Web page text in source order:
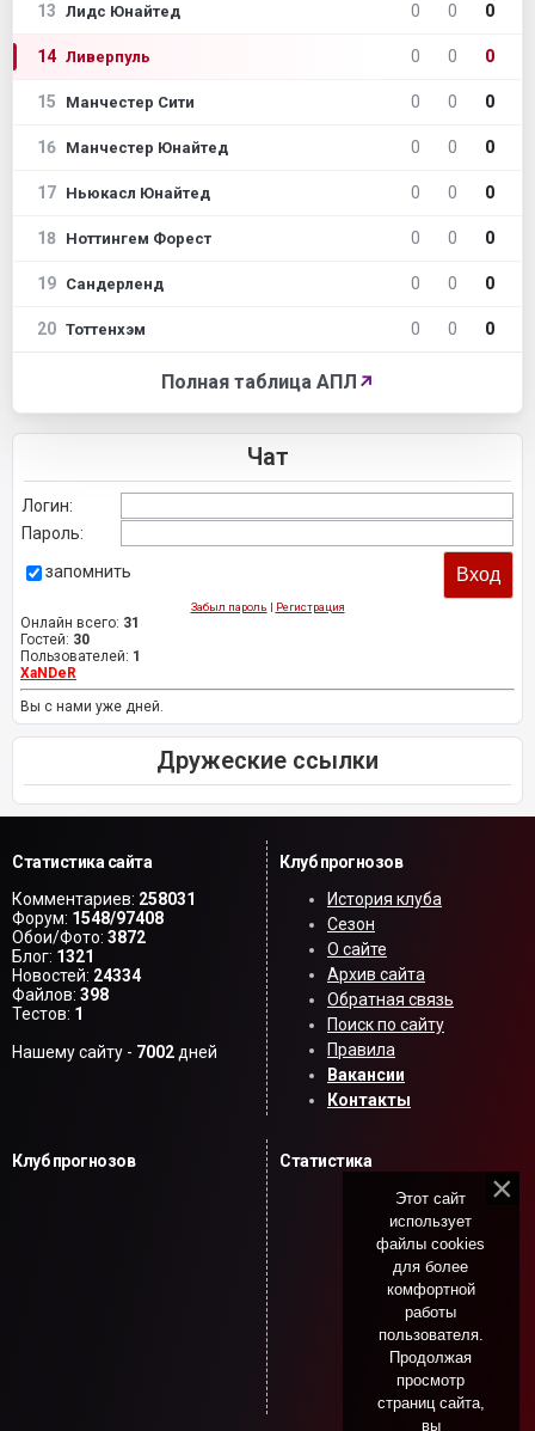
13 Лидс Юнайтед 0 0 0
14 Ливерпуль 0 0 0
15 Манчестер Сити 0 0 0
16 Манчестер Юнайтед 0 0 0
17 Ньюкасл Юнайтед 0 0 0
18 Ноттингем Форест 0 0 0
19 Сандерленд 0 0 0
20 Тоттенхэм 0 0 0
Полная таблица АПЛ ↗
Чат
Логин:
Пароль:
запомнить
Забыл пароль | Регистрация
Онлайн всего: 31
Гостей: 30
Пользователей: 1
XaNDeR
Вы с нами уже дней.
Дружеские ссылки
Статистика сайта
Комментариев: 258031
Форум: 1548/97408
Обои/Фото: 3872
Блог: 1321
Новостей: 24334
Файлов: 398
Тестов: 1
Нашему сайту - 7002 дней
Клуб прогнозов
История клуба
Сезон
О сайте
Архив сайта
Обратная связь
Поиск по сайту
Правила
Вакансии
Контакты
Клуб прогнозов Статистика
Этот сайт
использует
файлы cookies
для более
комфортной
работы
пользователя.
Продолжая
просмотр
страниц сайта,
вы